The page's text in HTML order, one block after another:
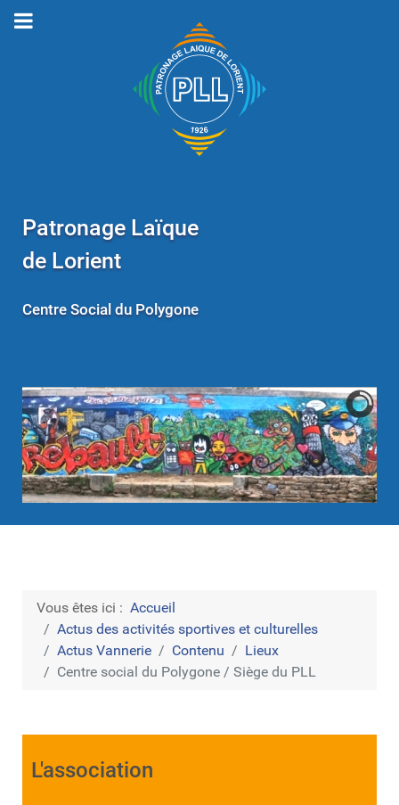
Patronage Laïque
de Lorient
Centre Social du Polygone
Vous êtes ici : Accueil
Actus des activités sportives et culturelles
Actus Vannerie
Contenu
Lieux
Centre social du Polygone / Siège du PLL
L'association